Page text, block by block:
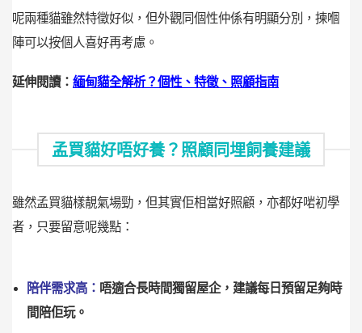
呢兩種貓雖然特徵好似，但外觀同個性仲係有明顯分別，揀嗰
陣可以按個人喜好再考慮。
延伸閱讀： 緬甸貓全解析？個性、特徵、照顧指南
孟買貓好唔好養？照顧同埋飼養建議
雖然孟買貓樣靚氣場勁，但其實佢相當好照顧，亦都好啱初學
者，只要留意呢幾點：
陪伴需求高： 唔適合長時間獨留屋企，建議每日預留足夠時
間陪佢玩。